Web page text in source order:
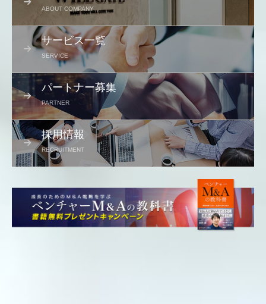
ABOUT COMPANY
サービス一覧
SERVICE
パートナー募集
PARTNER
採用情報
RECRUITMENT